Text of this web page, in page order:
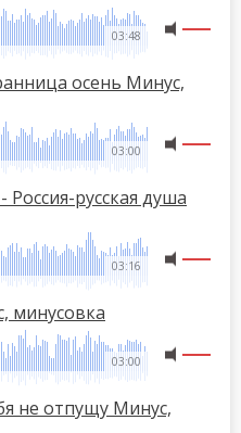
03:48
осень Минус,
03:00
русская душа
03:16
минусовка
03:00
не отпущу Минус,